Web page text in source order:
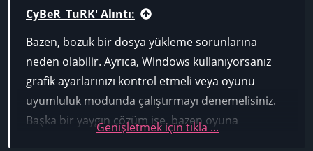
CyBeR_TuRK' Alıntı:
Bazen, bozuk bir dosya yükleme sorunlarına
neden olabilir. Ayrıca, Windows kullanıyorsanız
grafik ayarlarınızı kontrol etmeli veya oyunu
uyumluluk modunda çalıştırmayı denemelisiniz.
Başka bir yaygın çözüm ise, bazen oyuna
Genişletmek için tıkla ...